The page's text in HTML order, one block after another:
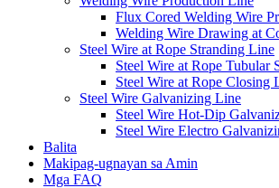
Flux Cored Welding Wire
Welding Wire Drawing at
Steel Wire at Rope Stranding Line
Steel Wire at Rope Tubular
Steel Wire at Rope Closing
Steel Wire Galvanizing Line
Steel Wire Hot-Dip
Steel Wire Electro
Balita
Makipag-ugnayan sa Amin
Mga FAQ